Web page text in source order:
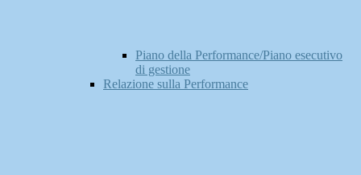
Piano della Performance/Piano esecutivo
di gestione
Relazione sulla Performance